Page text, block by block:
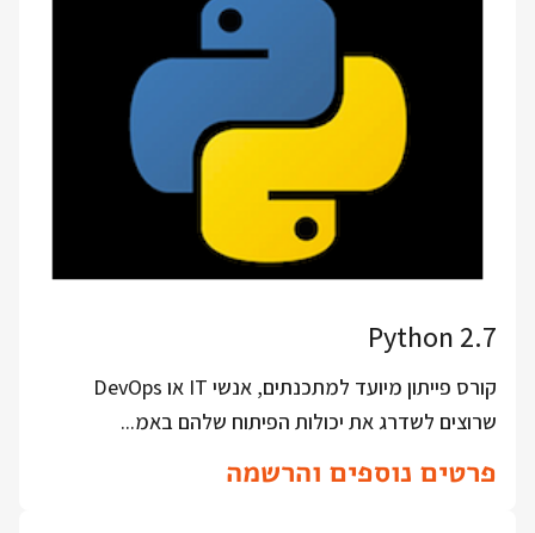
Python 2.7
קורס פייתון מיועד למתכנתים, אנשי IT או DevOps
שרוצים לשדרג את יכולות הפיתוח שלהם באמ...
פרטים נוספים והרשמה